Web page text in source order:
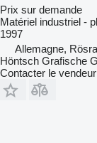
Prix sur demande
Matériel industriel -
1997
Allemagne,
Höntsch Grafische
Contacter le vendeur